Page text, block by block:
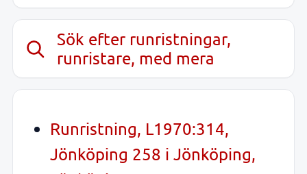
Sök efter runristningar,
runristare, med mera
Runristning, L1970:314,
Jönköping 258 i Jönköping,